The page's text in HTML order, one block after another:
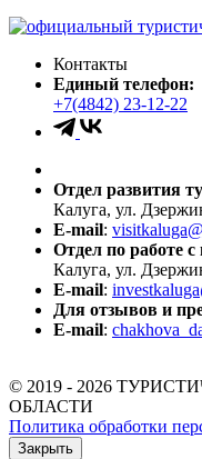
Контакты
Единый телефон:
+7(4842) 23-12-22
Отдел развития
Калуга, ул.
E-mail:
Отдел по работе
Калуга, ул.
E-mail:
Для отзывов и
E-mail:
© 2019 - 2026
ОБЛАСТИ
Политика обработки
Закрыть